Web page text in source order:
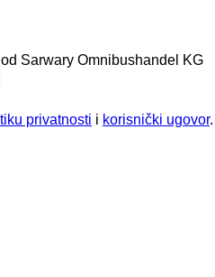
Sarwary Omnibushandel KG
privatnosti i korisnički ugovor.